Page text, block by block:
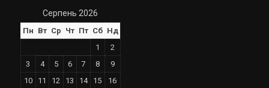
Серпень 2026
Пн Вт Ср Чт Пт Сб Нд
1
2
3
4 5 6 7 8
9
10
11 12 13 14 15
16